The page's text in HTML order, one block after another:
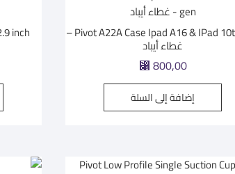
Pivot A22A Case Ipad A16 & IPad 10th gen –
غطاء أيباد
⃁ 800,00
إضافة إلى السلة